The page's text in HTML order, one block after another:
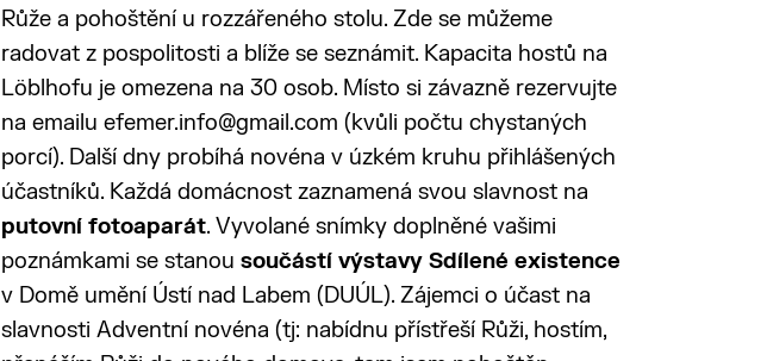
Růže a pohoštění u rozzářeného stolu. Zde se můžeme
radovat z pospolitosti a blíže se seznámit. Kapacita hostů na
Löblhofu je omezena na 30 osob. Místo si závazně rezervujte
na emailu efemer.info@gmail.com (kvůli počtu chystaných
porcí). Další dny probíhá novéna v úzkém kruhu přihlášených
účastníků. Každá domácnost zaznamená svou slavnost na
putovní fotoaparát. Vyvolané snímky doplněné vašimi
poznámkami se stanou součástí výstavy Sdílené existence
v Domě umění Ústí nad Labem (DUÚL). Zájemci o účast na
slavnosti Adventní novéna (tj: nabídnu přístřeší Růži, hostím,